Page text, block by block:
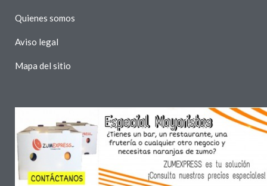
Quienes somos
Aviso legal
Mapa del sitio